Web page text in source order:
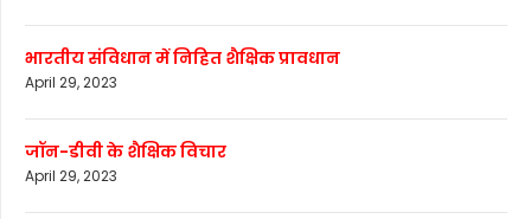
भारतीय संविधान में निहित शैक्षिक प्रावधान
April 29, 2023
जॉन-डीवी के शैक्षिक विचार
April 29, 2023